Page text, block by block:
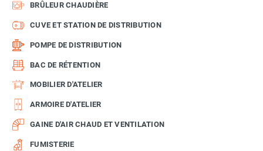
BRÛLEUR CHAUDIÈRE
CUVE ET STATION DE DISTRIBUTION
POMPE DE DISTRIBUTION
BAC DE RÉTENTION
MOBILIER D'ATELIER
ARMOIRE D'ATELIER
GAINE D'AIR CHAUD ET VENTILATION
FUMISTERIE